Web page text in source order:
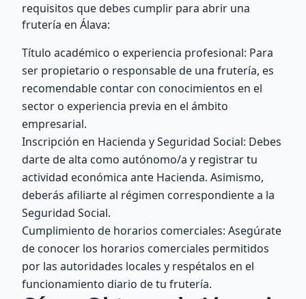
requisitos que debes cumplir para abrir una
frutería en Álava:
Título académico o experiencia profesional: Para
ser propietario o responsable de una frutería, es
recomendable contar con conocimientos en el
sector o experiencia previa en el ámbito
empresarial.
Inscripción en Hacienda y Seguridad Social: Debes
darte de alta como autónomo/a y registrar tu
actividad económica ante Hacienda. Asimismo,
deberás afiliarte al régimen correspondiente a la
Seguridad Social.
Cumplimiento de horarios comerciales: Asegúrate
de conocer los horarios comerciales permitidos
por las autoridades locales y respétalos en el
funcionamiento diario de tu frutería.